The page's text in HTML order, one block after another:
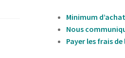
Minimum
Nous
Payer les frais